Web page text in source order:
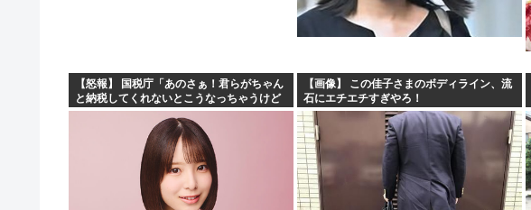
【怒報】 国税庁「あのさぁ！君らがちゃん
と納税してくれないとこうなっちゃうけど
どうする？！」←これw w w w w w w w
【画像】 この佳子さまのボディライン、流
石にエチエチすぎやろ！